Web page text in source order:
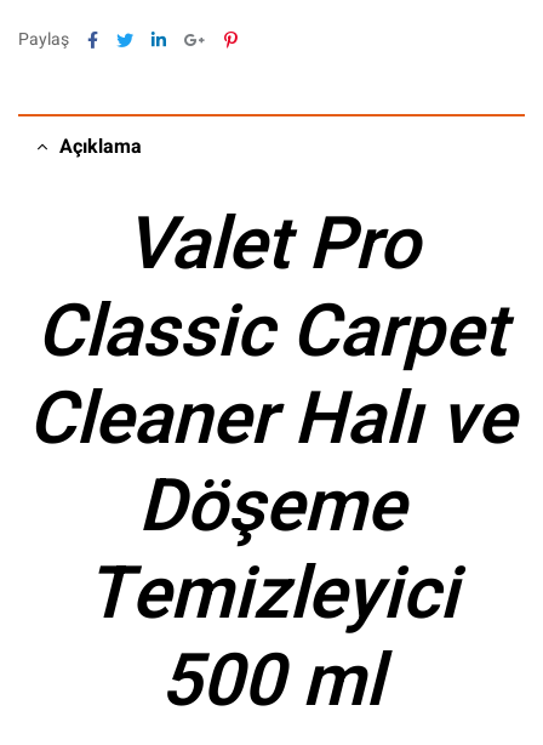
Paylaş Facebook
TwitterLinkedinGoogle+Pinterest
Açıklama
Valet Pro
Classic Carpet
Cleaner Halı ve
Döşeme
Temizleyici
500 ml